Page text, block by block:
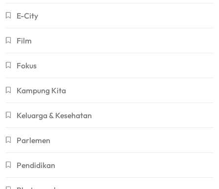
E-City
Film
Fokus
Kampung Kita
Keluarga & Kesehatan
Parlemen
Pendidikan